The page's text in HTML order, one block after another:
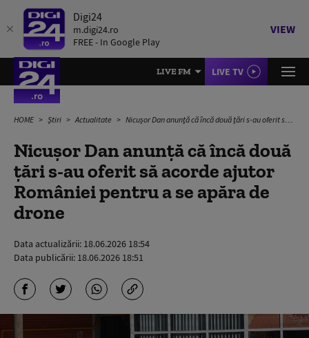
Digi24
m.digi24.ro
FREE - In Google Play
VIEW
LIVE FM LIVE TV
HOME Știri Actualitate Nicuşor Dan anunţă că încă două țări s-au oferit să acorde ajutor României pentru a se apăra de drone
Nicuşor Dan anunţă că încă două
țări s-au oferit să acorde ajutor
României pentru a se apăra de
drone
Data actualizării: 18.06.2026 18:54
Data publicării: 18.06.2026 18:51